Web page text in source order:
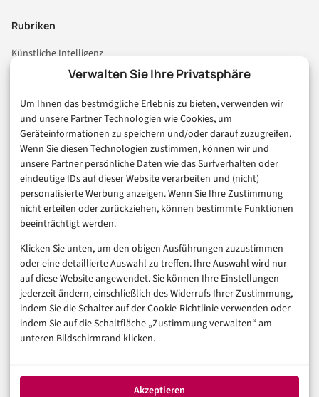
Verwalten Sie Ihre Privatsphäre
Um Ihnen das bestmögliche Erlebnis zu bieten, verwenden wir
und unsere Partner Technologien wie Cookies, um
Geräteinformationen zu speichern und/oder darauf zuzugreifen.
Wenn Sie diesen Technologien zustimmen, können wir und
unsere Partner persönliche Daten wie das Surfverhalten oder
eindeutige IDs auf dieser Website verarbeiten und (nicht)
personalisierte Werbung anzeigen. Wenn Sie Ihre Zustimmung
nicht erteilen oder zurückziehen, können bestimmte Funktionen
beeinträchtigt werden.
Klicken Sie unten, um den obigen Ausführungen zuzustimmen
oder eine detaillierte Auswahl zu treffen. Ihre Auswahl wird nur
auf diese Website angewendet. Sie können Ihre Einstellungen
jederzeit ändern, einschließlich des Widerrufs Ihrer Zustimmung,
indem Sie die Schalter auf der Cookie-Richtlinie verwenden oder
indem Sie auf die Schaltfläche „Zustimmung verwalten“ am
unteren Bildschirmrand klicken.
Akzeptieren
Rubriken
Künstliche Intelligenz
Technologie & IT
Consumer & Digital Life
Marketing
Finanzen & FinTech
Business & Karriere
Sicherheit & Recht
Digitalisierung
Marketing
Magazin
Unsere Redaktion
Werbeformate & Media Kit
Rechtliches
Datenschutzerklärung (EU)